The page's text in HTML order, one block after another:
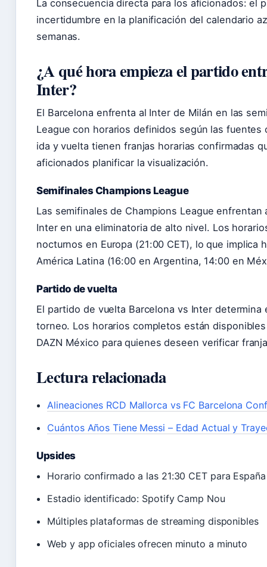
La consecuencia directa para los aficionados: el
incertidumbre en la planificación del calendario
semanas.
¿A qué hora empieza el partido
Inter?
El Barcelona enfrenta al Inter de Milán en las
League con horarios definidos según las fuentes
ida y vuelta tienen franjas horarias confirmadas
aficionados planificar la visualización.
Semifinales Champions League
Las semifinales de Champions League enfrentan
Inter en una eliminatoria de alto nivel. Los
nocturnos en Europa (21:00 CET), lo que implica
América Latina (16:00 en Argentina, 14:00 en
Partido de vuelta
El partido de vuelta Barcelona vs Inter determina
torneo. Los horarios completos están
DAZN México para quienes deseen verificar
Lectura relacionada
Alineaciones RCD Mallorca vs FC Barcelona
Cuántos Años Tiene Messi – Edad Actual y
Upsides
Horario confirmado a las 21:30 CET para España
Estadio identificado: Spotify Camp Nou
Múltiples plataformas de streaming disponibles
Web y app oficiales ofrecen minuto a minuto